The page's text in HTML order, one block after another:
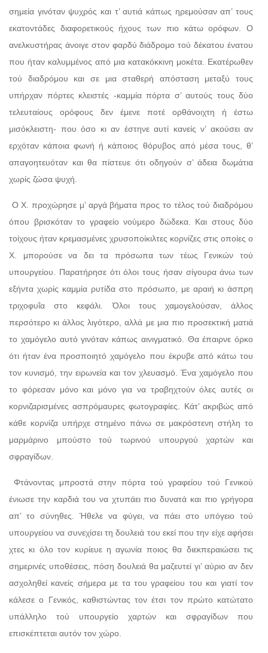
σημεία γινόταν ψυχρός και τ’ αυτιά κάπως ηρεμούσαν απ’ τους
εκατοντάδες διαφορετικούς ήχους των πιο κάτω ορόφων. Ο
ανελκυστήρας άνοιγε στον φαρδύ διάδρομο τού δέκατου ένατου
που ήταν καλυμμένος από μια κατακόκκινη μοκέτα. Εκατέρωθεν
τού διαδρόμου και σε μια σταθερή απόσταση μεταξύ τους
υπήρχαν πόρτες κλειστές -καμμία πόρτα σ’ αυτούς τους δύο
τελευταίους ορόφους δεν έμενε ποτέ ορθάνοιχτη ή έστω
μισόκλειστη- που όσο κι αν έστηνε αυτί κανείς ν’ ακούσει αν
ερχόταν κάποια φωνή ή κάποιος θόρυβος από μέσα τους, θ’
απαγοητευόταν και θα πίστευε ότι οδηγούν σ’ άδεια δωμάτια
χωρίς ζώσα ψυχή.
Ο Χ. προχώρησε μ’ αργά βήματα προς το τέλος τού διαδρόμου
όπου βρισκόταν το γραφείο νούμερο δώδεκα. Και στους δύο
τοίχους ήταν κρεμασμένες χρυσοποίκιλτες κορνίζες στις οποίες ο
Χ. μπορούσε να δει τα πρόσωπα των τέως Γενικών τού
υπουργείου. Παρατήρησε ότι όλοι τους ήσαν σίγουρα άνω των
εξήντα χωρίς καμμία ρυτίδα στο πρόσωπο, με αραιή κι άσπρη
τριχοφυΐα στο κεφάλι. Όλοι τους χαμογελούσαν, άλλος
περσότερο κι άλλος λιγότερο, αλλά με μια πιο προσεκτική ματιά
το χαμόγελο αυτό γινόταν κάπως αινιγματικό. Θα έπαιρνε όρκο
ότι ήταν ένα προσποιητό χαμόγελο που έκρυβε από κάτω του
τον κυνισμό, την ειρωνεία και τον χλευασμό. Ένα χαμόγελο που
το φόρεσαν μόνο και μόνο για να τραβηχτούν όλες αυτές οι
κορνιζαρισμένες ασπρόμαυρες φωτογραφίες. Κάτ’ ακριβώς από
κάθε κορνίζα υπήρχε στημένο πάνω σε μακρόστενη στήλη το
μαρμάρινο μπούστο τού τωρινού υπουργού χαρτών και
σφραγίδων.
Φτάνοντας μπροστά στην πόρτα τού γραφείου τού Γενικού
ένιωσε την καρδιά του να χτυπάει πιο δυνατά και πιο γρήγορα
απ’ το σύνηθες. Ήθελε να φύγει, να πάει στο υπόγειο τού
υπουργείου να συνεχίσει τη δουλειά του εκεί που την είχε αφήσει
χτες κι όλο τον κυρίευε η αγωνία ποιος θα διεκπεραιώσει τις
σημερινές υποθέσεις, πόση δουλειά θα μαζευτεί γι’ αύριο αν δεν
ασχοληθεί κανείς σήμερα με τα του γραφείου του και γιατί τον
κάλεσε ο Γενικός, καθιστώντας τον έτσι τον πρώτο κατώτατο
υπάλληλο τού υπουργείο χαρτών και σφραγίδων που
επισκέπτεται αυτόν τον χώρο.